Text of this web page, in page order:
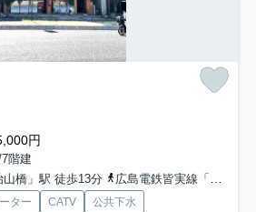
円
階建
橋」駅 徒歩13分
広島電鉄皆実線「比治山下」駅 徒歩16分
ター CATV 公共下水